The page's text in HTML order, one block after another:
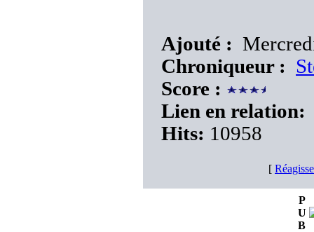
Ajouté :
Chroniqueur :
Score :
Lien en relation:
Hits: 10958
[
P
U
B